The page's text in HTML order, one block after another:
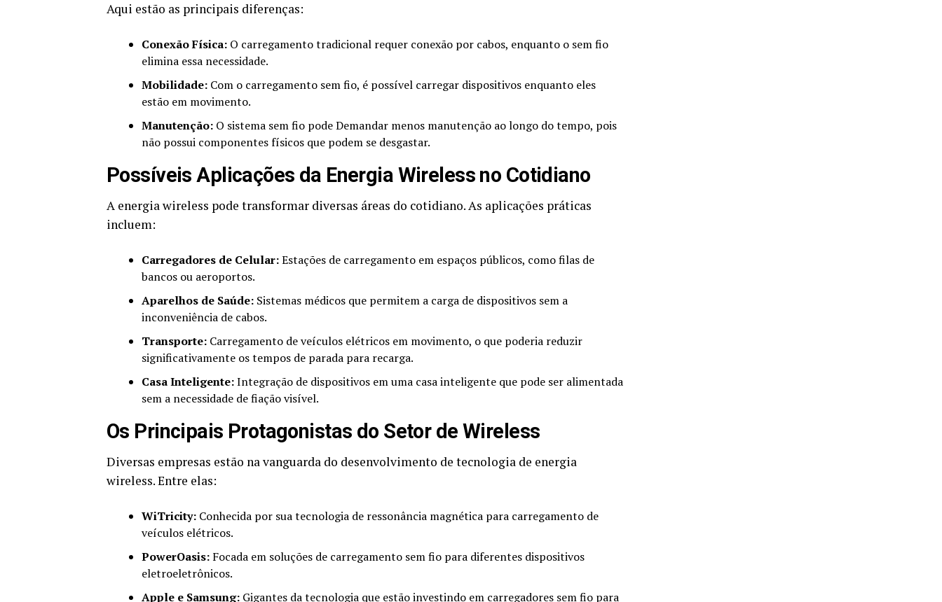
Aqui estão as principais diferenças:
Conexão Física: O carregamento tradicional requer conexão por cabos, enquanto o sem fio
elimina essa necessidade.
Mobilidade: Com o carregamento sem fio, é possível carregar dispositivos enquanto eles
estão em movimento.
Manutenção: O sistema sem fio pode Demandar menos manutenção ao longo do tempo, pois
não possui componentes físicos que podem se desgastar.
Possíveis Aplicações da Energia Wireless no Cotidiano
A energia wireless pode transformar diversas áreas do cotidiano. As aplicações práticas
incluem:
Carregadores de Celular:Estações de carregamento em espaços públicos, como filas de
bancos ou aeroportos.
Aparelhos de Saúde: Sistemas médicos que permitem a carga de dispositivos sem a
inconveniência de cabos.
Transporte: Carregamento de veículos elétricos em movimento, o que poderia reduzir
significativamente os tempos de parada para recarga.
Casa Inteligente:Integração de dispositivos em uma casa inteligente que pode ser alimentada
sem a necessidade de fiação visível.
Os Principais Protagonistas do Setor de Wireless
Diversas empresas estão na vanguarda do desenvolvimento de tecnologia de energia
wireless. Entre elas:
WiTricity: Conhecida por sua tecnologia de ressonância magnética para carregamento de
veículos elétricos.
PowerOasis: Focada em soluções de carregamento sem fio para diferentes dispositivos
eletroeletrônicos.
Apple e Samsung: Gigantes da tecnologia que estão investindo em carregadores sem fio para